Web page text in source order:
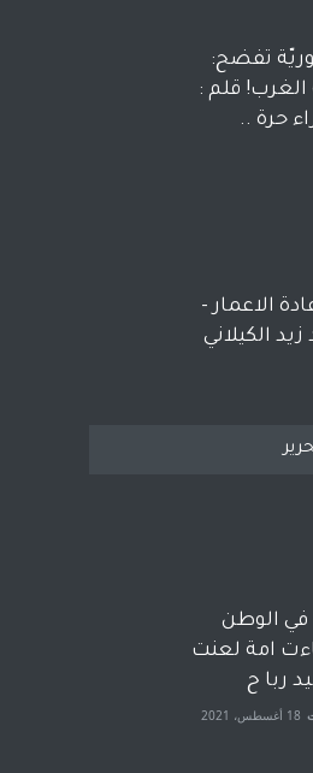
تفضح:
قلم :
حرة ..
الاعمار -
الكيلاني
طاحنة كتب
مرة اخرى..
يقهر
، فأعطوه
صاغرون،
في الوطن
امة لعنت
ربا ح
18 أغسطس، 2021